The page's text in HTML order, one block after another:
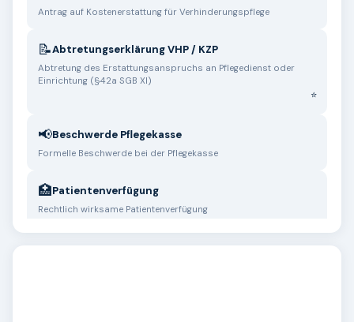
Antrag auf Kostenerstattung für Verhinderungspflege
📝Abtretungserklärung VHP / KZP
Abtretung des Erstattungsanspruchs an Pflegedienst oder
Einrichtung (§42a SGB XI)
📢Beschwerde Pflegekasse
Formelle Beschwerde bei der Pflegekasse
🏥Patientenverfügung
Rechtlich wirksame Patientenverfügung